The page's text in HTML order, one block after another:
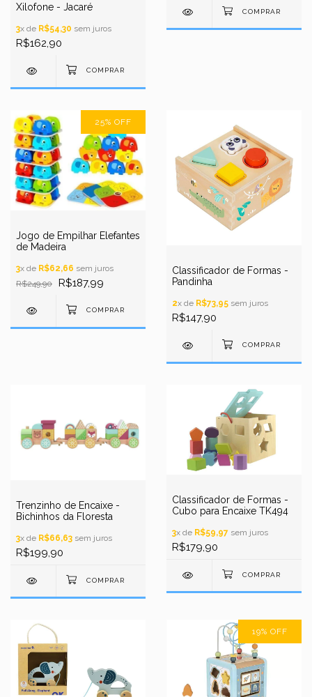
Xilofone - Jacaré
3x de R$54,30 sem juros
R$162,90
25% OFF
Jogo de Empilhar Elefantes
de Madeira
3x de R$62,66 sem juros
R$249,90
R$187,99
Classificador de Formas -
Pandinha
2x de R$73,95 sem juros
R$147,90
Trenzinho de Encaixe -
Bichinhos da Floresta
3x de R$66,63 sem juros
R$199,90
Classificador de Formas -
Cubo para Encaixe TK494
3x de R$59,97 sem juros
R$179,90
19% OFF